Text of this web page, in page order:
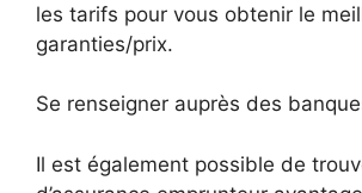
les tarifs pour vous obtenir le
garanties/prix.
Se renseigner auprès des
Il est également possible de